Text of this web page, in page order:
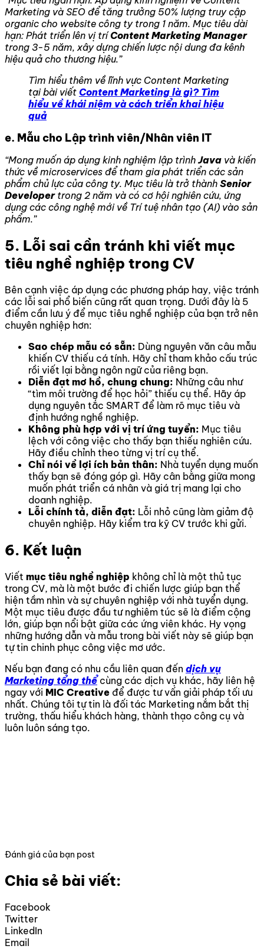
Marketing và SEO để tăng trưởng 50% lượng truy cập
organic cho website công ty trong 1 năm. Mục tiêu dài
hạn: Phát triển lên vị tríContent Marketing Manager
trong 3-5 năm, xây dựng chiến lược nội dung đa kênh
hiệu quả cho thương hiệu.”
Tìm hiểu thêm về lĩnh vực Content Marketing
tại bài viết Content Marketing là gì? Tìm
hiểu về khái niệm và cách triển khai hiệu
quả
e. Mẫu cho Lập trình viên/Nhân viên IT
“Mong muốn áp dụng kinh nghiệm lập trình Java và kiến
thức về microservices để tham gia phát triển các sản
phẩm chủ lực của công ty. Mục tiêu là trở thành Senior
Developertrong 2 năm và có cơ hội nghiên cứu, ứng
dụng các công nghệ mới về Trí tuệ nhân tạo (AI) vào sản
phẩm.”
5. Lỗi sai cần tránh khi viết mục
tiêu nghề nghiệp trong CV
Bên cạnh việc áp dụng các phương pháp hay, việc tránh
các lỗi sai phổ biến cũng rất quan trọng. Dưới đây là 5
điểm cần lưu ý để mục tiêu nghề nghiệp của bạn trở nên
chuyên nghiệp hơn:
Sao chép mẫu có sẵn: Dùng nguyên văn câu mẫu
khiến CV thiếu cá tính. Hãy chỉ tham khảo cấu trúc
rồi viết lại bằng ngôn ngữ của riêng bạn.
Diễn đạt mơ hồ, chung chung: Những câu như
“tìm môi trường để học hỏi” thiếu cụ thể. Hãy áp
dụng nguyên tắc SMART để làm rõ mục tiêu và
định hướng nghề nghiệp.
Không phù hợp với vị trí ứng tuyển: Mục tiêu
lệch với công việc cho thấy bạn thiếu nghiên cứu.
Hãy điều chỉnh theo từng vị trí cụ thể.
Chỉ nói về lợi ích bản thân: Nhà tuyển dụng muốn
thấy bạn sẽ đóng góp gì. Hãy cân bằng giữa mong
muốn phát triển cá nhân và giá trị mang lại cho
doanh nghiệp.
Lỗi chính tả, diễn đạt: Lỗi nhỏ cũng làm giảm độ
chuyên nghiệp. Hãy kiểm tra kỹ CV trước khi gửi.
6. Kết luận
Viết mục tiêu nghề nghiệp không chỉ là một thủ tục
trong CV, mà là một bước đi chiến lược giúp bạn thể
hiện tầm nhìn và sự chuyên nghiệp với nhà tuyển dụng.
Một mục tiêu được đầu tư nghiêm túc sẽ là điểm cộng
lớn, giúp bạn nổi bật giữa các ứng viên khác. Hy vọng
những hướng dẫn và mẫu trong bài viết này sẽ giúp bạn
tự tin chinh phục công việc mơ ước.
Nếu bạn đang có nhu cầu liên quan đến dịch vụ
Marketing tổng thểcùng các dịch vụ khác, hãy liên hệ
ngay với MIC Creative để được tư vấn giải pháp tối ưu
nhất. Chúng tôi tự tin là đối tác Marketing nắm bắt thị
trường, thấu hiểu khách hàng, thành thạo công cụ và
luôn luôn sáng tạo.
Đánh giá của bạn post
Chia sẻ bài viết:
Facebook
Twitter
LinkedIn
Email